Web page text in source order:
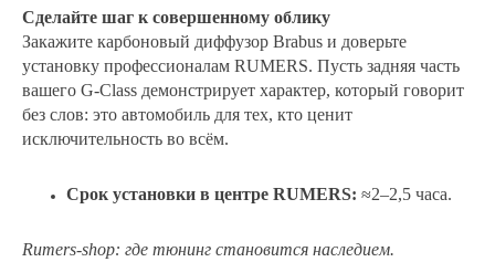
Сделайте шаг к совершенному облику
Закажите карбоновый диффузор Brabus и доверьте
установку профессионалам RUMERS. Пусть задняя часть
вашего G‑Class демонстрирует характер, который говорит
без слов: это автомобиль для тех, кто ценит
исключительность во всём.
Срок установки в центре RUMERS: ≈2–2,5 часа.
Rumers‑shop: где тюнинг становится наследием.
Доставка
Мы позаботимся, чтобы ваш заказ приехал быстро и
аккуратно. Бесплатно доставляем заказы до
ближайшего пункта СДЭК в течение 2-х рабочих
Оплата